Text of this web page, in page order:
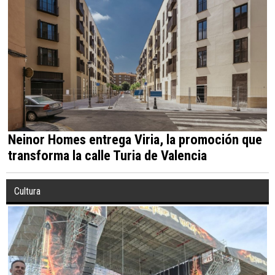
Neinor Homes entrega Viria, la promoción que
transforma la calle Turia de Valencia
Cultura